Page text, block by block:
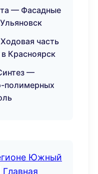
— Фасадные
часть
Красноярск
—
полимерных
Южный
Главная